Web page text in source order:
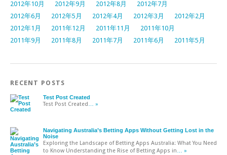
2012年10月
2012年9月 2012年8月
2012年7月
2012年6月
2012年5月 2012年4月 2012年3月
2012年2月
2012年1月
2011年12月 2011年11月
2011年10月
2011年9月
2011年8月 2011年7月 2011年6月 2011年5月
RECENT POSTS
Test Post Created
Test Post Created … »
Navigating Australia’s Betting Apps Without Getting Lost in the
Noise
Exploring the Landscape of Betting Apps Australia: What You Need
to Know Understanding the Rise of Betting Apps in… »